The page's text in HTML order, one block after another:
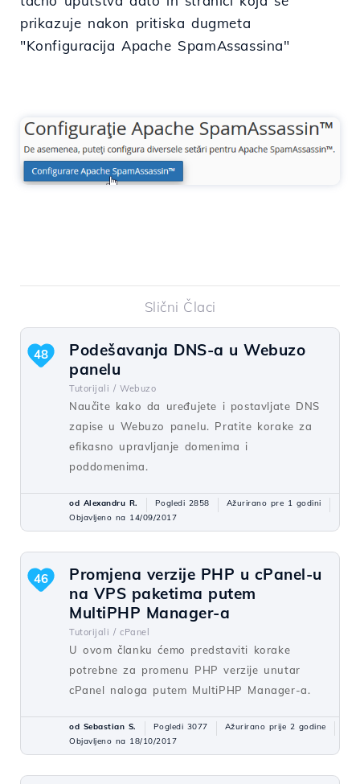
prikazuje nakon pritiska dugmeta
"Konfiguracija Apache SpamAssassina"
Slični Člaci
Podešavanja DNS-a u Webuzo
panelu
Tutorijali / Webuzo
Naučite kako da uređujete i postavljate DNS
zapise u Webuzo panelu. Pratite korake za
efikasno upravljanje domenima i
poddomenima.
48
od Alexandru R. Pogledi 2858
Ažurirano pre 1 godini
Objavljeno na 14/09/2017
Promjena verzije PHP u cPanel-u
na VPS paketima putem
MultiPHP Manager-a
Tutorijali / cPanel
U ovom članku ćemo predstaviti korake
potrebne za promenu PHP verzije unutar
cPanel naloga putem MultiPHP Manager-a.
46
od Sebastian S. Pogledi 3077
Ažurirano prije 2 godine
Objavljeno na 18/10/2017